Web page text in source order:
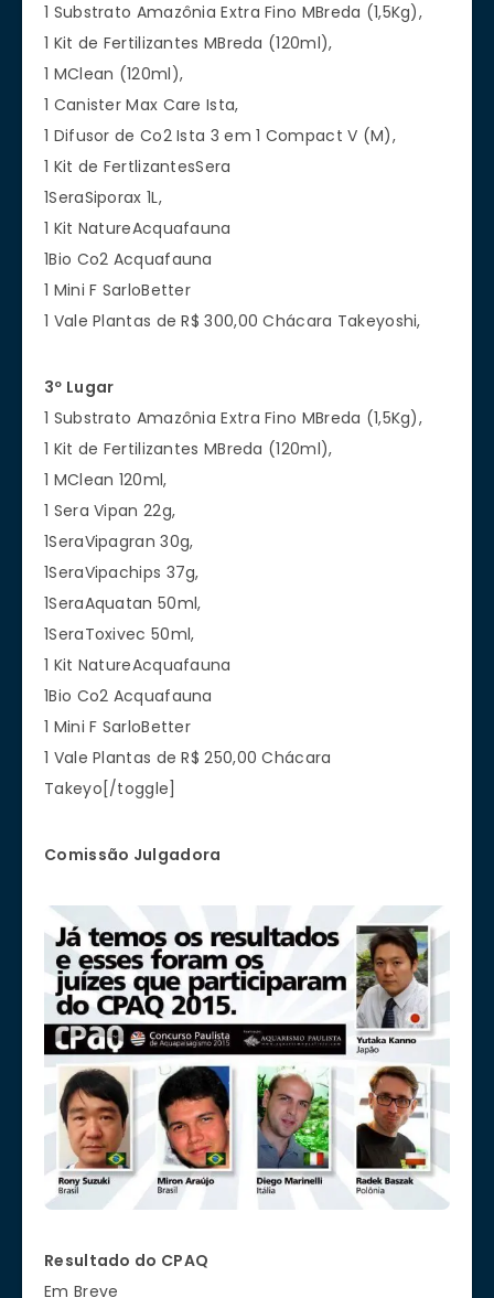
1 Substrato Amazônia Extra Fino MBreda (1,5Kg),
1 Kit de Fertilizantes MBreda (120ml),
1 MClean (120ml),
1 Canister Max Care Ista,
1 Difusor de Co2 Ista 3 em 1 Compact V (M),
1 Kit de FertlizantesSera
1SeraSiporax 1L,
1 Kit NatureAcquafauna
1Bio Co2 Acquafauna
1 Mini F SarloBetter
1 Vale Plantas de R$ 300,00 Chácara Takeyoshi,
3º Lugar
1 Substrato Amazônia Extra Fino MBreda (1,5Kg),
1 Kit de Fertilizantes MBreda (120ml),
1 MClean 120ml,
1 Sera Vipan 22g,
1SeraVipagran 30g,
1SeraVipachips 37g,
1SeraAquatan 50ml,
1SeraToxivec 50ml,
1 Kit NatureAcquafauna
1Bio Co2 Acquafauna
1 Mini F SarloBetter
1 Vale Plantas de R$ 250,00 Chácara
Takeyo[/toggle]
Comissão Julgadora
Resultado do CPAQ
Em Breve